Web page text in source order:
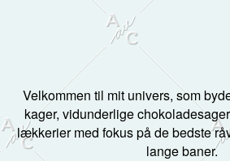
Velkommen til mit univers, som
kager, vidunderlige
lækkerier med fokus på de bedste
lange baner.